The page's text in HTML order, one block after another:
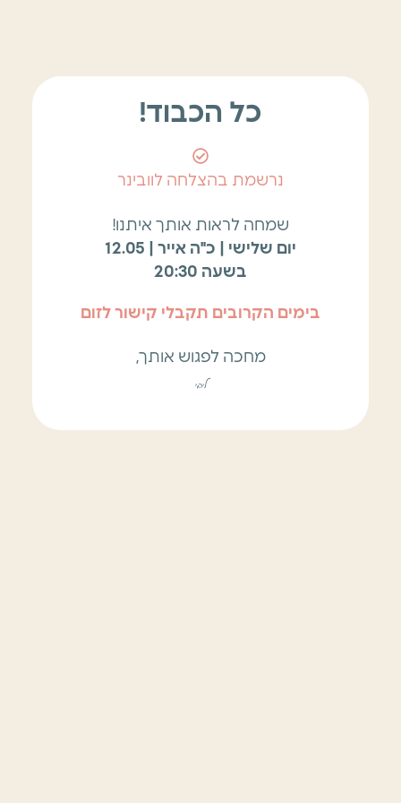
כל הכבוד!
נרשמת בהצלחה לוובינר
שמחה לראות אותך איתנו!
יום שלישי | כ"ה אייר | 12.05
בשעה 20:30
בימים הקרובים תקבלי קישור לזום
מחכה לפגוש אותך,
ליבי